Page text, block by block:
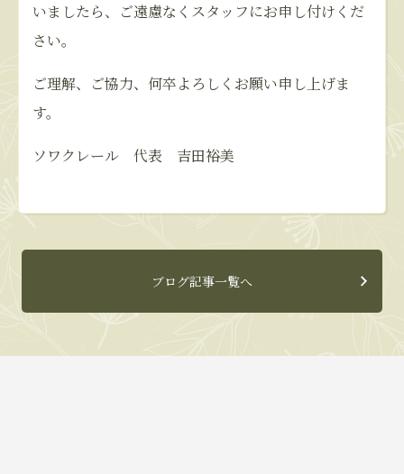
いましたら、ご遠慮なくスタッフにお申し付けくだ
さい。
ご理解、ご協力、何卒よろしくお願い申し上げま
す。
ソワクレール 代表 吉田裕美
ブログ記事一覧へ